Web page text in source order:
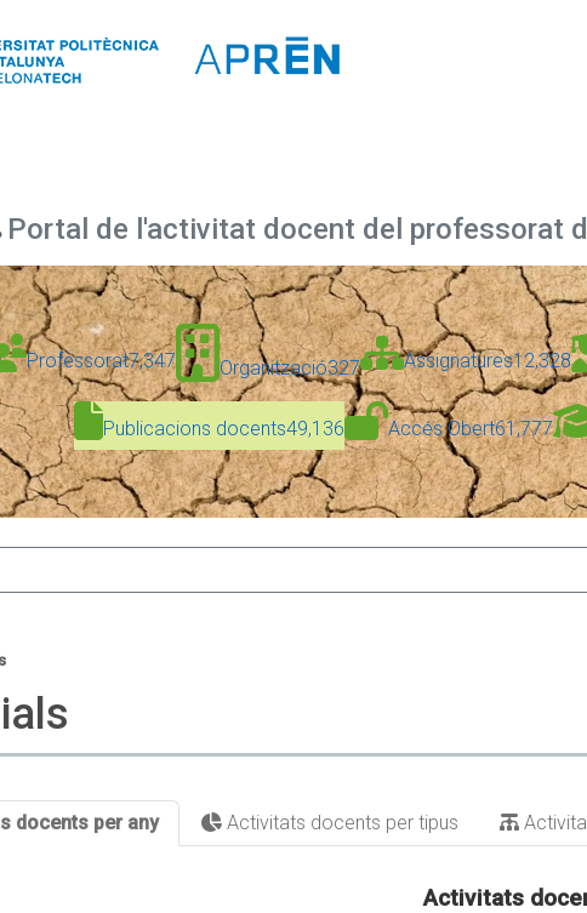
Portal de l'activitat docent del professorat
Professorat7,347 Organització327 Assignatures12,328
Publicacions docents49,136 Accés Obert61,777
docents per any Activitats docents per tipus
Activitats